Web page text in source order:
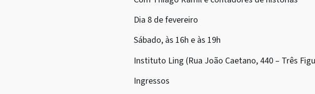
Dia 8 de fevereiro
Sábado, às 16h e às 19h
Instituto Ling (Rua João Caetano, 440 – Três
Ingressos